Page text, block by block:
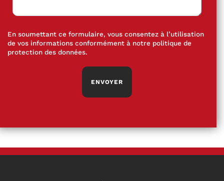
En soumettant ce formulaire, vous consentez à l’utilisation
de vos informations conformément à notre politique de
protection des données.